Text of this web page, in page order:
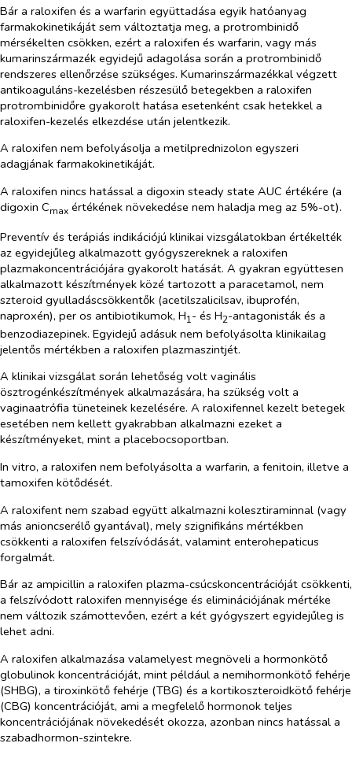
Bár a raloxifen és a warfarin együttadása egyik hatóanyag
farmakokinetikáját sem változtatja meg, a protrombinidő
mérsékelten csökken, ezért a raloxifen és warfarin, vagy más
kumarinszármazék egyidejű adagolása során a protrombinidő
rendszeres ellenőrzése szükséges. Kumarinszármazékkal végzett
antikoaguláns-kezelésben részesülő betegekben a raloxifen
protrombinidőre gyakorolt hatása esetenként csak hetekkel a
raloxifen-kezelés elkezdése után jelentkezik.
A raloxifen nem befolyásolja a metilprednizolon egyszeri
adagjának farmakokinetikáját.
A raloxifen nincs hatással a digoxin steady state AUC értékére (a
digoxin Cmax értékének növekedése nem haladja meg az 5%-ot).
Preventív és terápiás indikációjú klinikai vizsgálatokban értékelték
az egyidejűleg alkalmazott gyógyszereknek a raloxifen
plazmakoncentrációjára gyakorolt hatását. A gyakran együttesen
alkalmazott készítmények közé tartozott a paracetamol, nem
szteroid gyulladáscsökkentők (acetilszalicilsav, ibuprofén,
naproxén), per os antibiotikumok, H1- és H2-antagonisták és a
benzodiazepinek. Egyidejű adásuk nem befolyásolta klinikailag
jelentős mértékben a raloxifen plazmaszintjét.
A klinikai vizsgálat során lehetőség volt vaginális
ösztrogénkészítmények alkalmazására, ha szükség volt a
vaginaatrófia tüneteinek kezelésére. A raloxifennel kezelt betegek
esetében nem kellett gyakrabban alkalmazni ezeket a
készítményeket, mint a placebocsoportban.
In vitro, a raloxifen nem befolyásolta a warfarin, a fenitoin, illetve a
tamoxifen kötődését.
A raloxifent nem szabad együtt alkalmazni kolesztiraminnal (vagy
más anioncserélő gyantával), mely szignifikáns mértékben
csökkenti a raloxifen felszívódását, valamint enterohepaticus
forgalmát.
Bár az ampicillin a raloxifen plazma-csúcskoncentrációját csökkenti,
a felszívódott raloxifen mennyisége és eliminációjának mértéke
nem változik számottevően, ezért a két gyógyszert egyidejűleg is
lehet adni.
A raloxifen alkalmazása valamelyest megnöveli a hormonkötő
globulinok koncentrációját, mint például a nemihormonkötő fehérje
(SHBG), a tiroxinkötő fehérje (TBG) és a kortikoszteroidkötő fehérje
(CBG) koncentrációját, ami a megfelelő hormonok teljes
koncentrációjának növekedését okozza, azonban nincs hatással a
szabadhormon-szintekre.